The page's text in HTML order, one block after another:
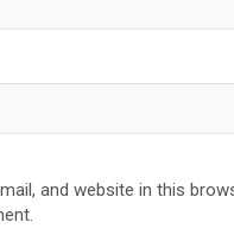
and website in this